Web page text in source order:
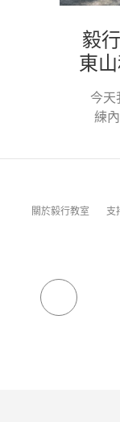
毅
東
今天
練
關於毅行教室 支